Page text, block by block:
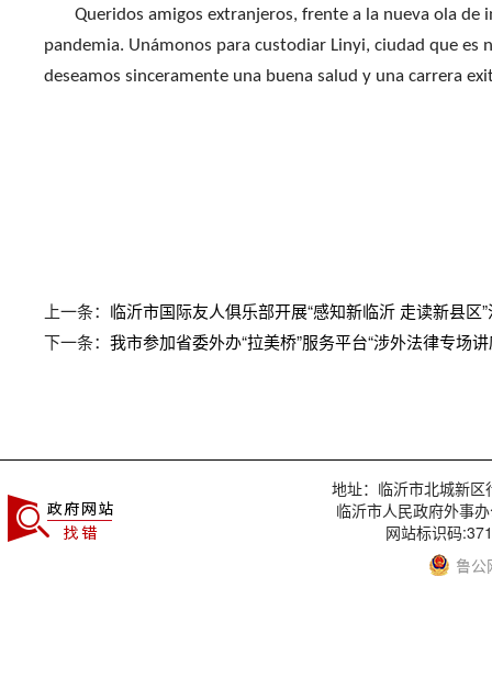
Queridos amigos extranjeros, frente a la nueva ola de
pandemia. Unámonos para custodiar Linyi, ciudad que es
deseamos sinceramente una buena salud y una carrera
上一条： 临沂市国际友人俱乐部开展“感知新临沂 走读新县区
下一条： 我市参加省委外办“拉美桥”服务平台“涉外法律专场讲
地址：临沂市北城新
临沂市人民政府外事
网站标识码
鲁公